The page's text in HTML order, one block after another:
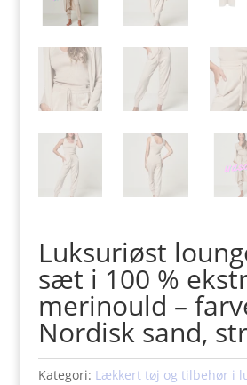
Luksuriøst
sæt i 100 %
merinould –
Nordisk sand,
Kategori: Lækkert tøj og tilbehør i